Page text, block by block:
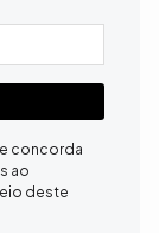
concorda
ao
deste